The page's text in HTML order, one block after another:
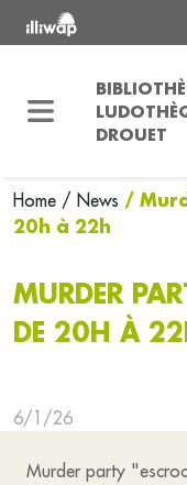
DROUET
Home / News /
20h à 22h
MURDER
DE 20H À
6/1/26
Murder party